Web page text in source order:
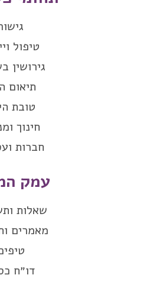
טיפול
גירושין
תיאום
טובת
חינוך
חברות
עמק
שאלות
מאמרים
דו״ח